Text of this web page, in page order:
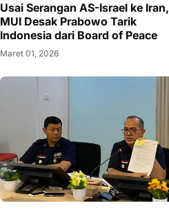
Usai Serangan AS-Israel ke Iran,
MUI Desak Prabowo Tarik
Indonesia dari Board of Peace
Maret 01, 2026